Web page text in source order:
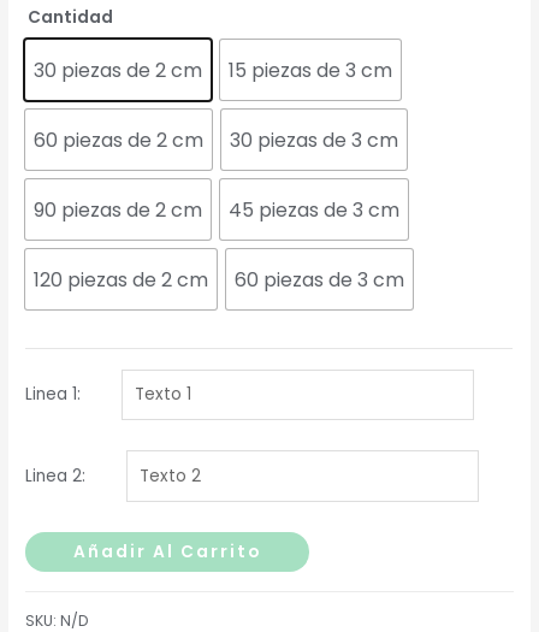
Cantidad
30 piezas de 2 cm 15 piezas de 3 cm
60 piezas de 2 cm 30 piezas de 3 cm
90 piezas de 2 cm 45 piezas de 3 cm
120 piezas de 2 cm 60 piezas de 3 cm
Linea 1:
Linea 2:
Corazones
colors
cantidad
Añadir Al Carrito
SKU:N/D